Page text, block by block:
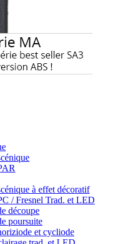
à effet décoratif
/ Fresnel Trad. et LED
découpe
poursuite
et cycliode